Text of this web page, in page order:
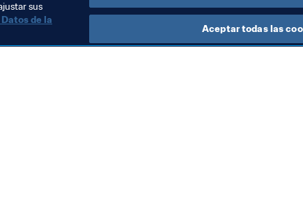
sus
de la
Aceptar todas las